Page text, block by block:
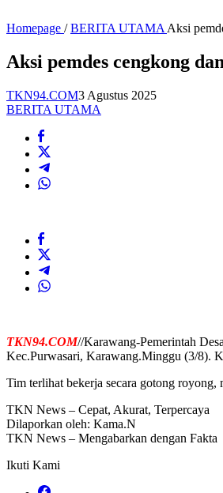
Homepage / BERITA UTAMA Aksi
Aksi pemdes cengkong
TKN94.COM3 Agustus 2025
BERITA UTAMA
TKN94.COM//Karawang-Pemerintah
Kec.Purwasari, Karawang.Minggu (3/8).
Tim terlihat bekerja secara gotong royong,
TKN News – Cepat, Akurat, Terpercaya
Dilaporkan oleh: Kama.N
TKN News – Mengabarkan dengan Fakta
Ikuti Kami